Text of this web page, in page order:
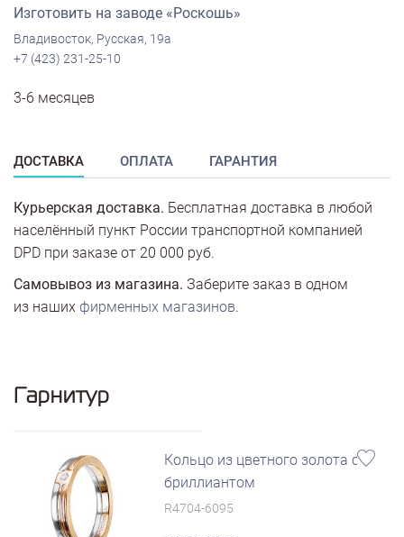
Изготовить на заводе «Роскошь»
Владивосток, Русская, 19а
+7 (423) 231-25-10
3-6 месяцев
ДОСТАВКА ОПЛАТА ГАРАНТИЯ
Курьерская доставка. Бесплатная доставка в любой
населённый пункт России транспортной компанией
DPD при заказе от 20 000 руб.
Самовывоз из магазина. Заберите заказ в одном
из наших фирменных магазинов.
Гарнитур
Кольцо из цветного золота с
бриллиантом
R4704-6095